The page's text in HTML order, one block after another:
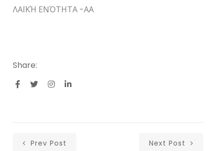
ΛΑΪΚΉ ΕΝΌΤΗΤΑ -ΑΑ
Share:
Prev Post Next Post